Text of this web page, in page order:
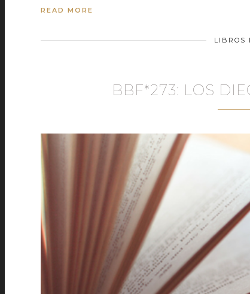
READ MORE
LIBROS
BBF*273: LOS